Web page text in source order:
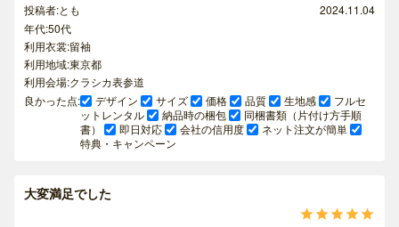
投稿者:とも
2024.11.04
年代:50代
利用衣裳:留袖
利用地域:東京都
利用会場:クラシカ表参道
良かった点:
デザイン サイズ 価格 品質 生地感
フルセ
ットレンタル
納品時の梱包
同梱書類（片付け方手順
書）
即日対応 会社の信用度
ネット注文が簡単
特典・キャンペーン
大変満足でした
